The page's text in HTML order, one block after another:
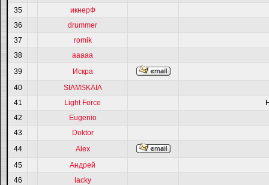
35
икнерФ
36
drummer
37
romik
38
ааааа
39
Искра
40
SIAMSKAIA
41
Light Force
42
Eugenio
43
Doktor
44
Alex
45
Андрей
46
lacky